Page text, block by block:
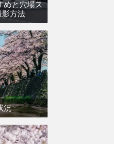
めと穴場ス
影方法
況